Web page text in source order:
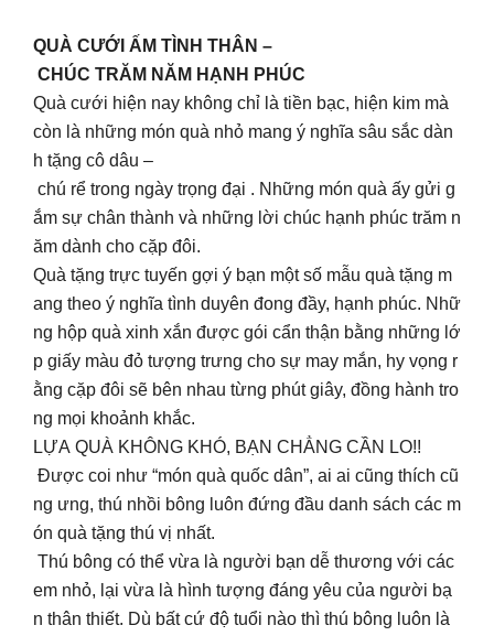
QUÀ CƯỚI ẤM TÌNH THÂN –
CHÚC TRĂM NĂM HẠNH PHÚC
Quà cưới hiện nay không chỉ là tiền bạc, hiện kim mà
còn là những món quà nhỏ mang ý nghĩa sâu sắc dàn
h tặng cô dâu –
chú rể trong ngày trọng đại . Những món quà ấy gửi g
ắm sự chân thành và những lời chúc hạnh phúc trăm n
ăm dành cho cặp đôi.
Quà tặng trực tuyến gợi ý bạn một số mẫu quà tặng m
ang theo ý nghĩa tình duyên đong đầy, hạnh phúc. Nhữ
ng hộp quà xinh xắn được gói cẩn thận bằng những lớ
p giấy màu đỏ tượng trưng cho sự may mắn, hy vọng r
ằng cặp đôi sẽ bên nhau từng phút giây, đồng hành tro
ng mọi khoảnh khắc.
LỰA QUÀ KHÔNG KHÓ, BẠN CHẲNG CẦN LO!!
Được coi như “món quà quốc dân”, ai ai cũng thích cũ
ng ưng, thú nhồi bông luôn đứng đầu danh sách các m
ón quà tặng thú vị nhất.
Thú bông có thể vừa là người bạn dễ thương với các
em nhỏ, lại vừa là hình tượng đáng yêu của người bạ
n thân thiết. Dù bất cứ độ tuổi nào thì thú bông luôn là